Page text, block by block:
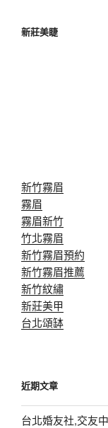
新莊美睫
新竹霧眉
霧眉
霧眉新竹
竹北霧眉
新竹霧眉預約
新竹霧眉推薦
新竹紋繡
新莊美甲
台北頌缽
近期文章
台北婚友社,交友